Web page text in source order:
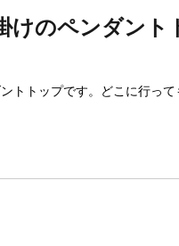
けのペンダント
トトップです。どこに行っ